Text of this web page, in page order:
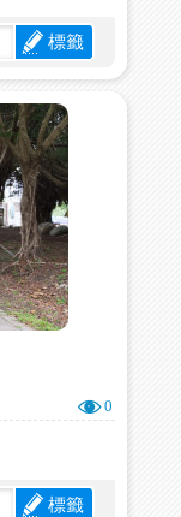
標籤
0
標籤